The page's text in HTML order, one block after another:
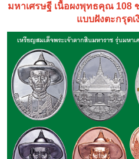
มหาเศรษฐี เนื้อผงพุทธคุณ 108
แบบฝังตะกรุด